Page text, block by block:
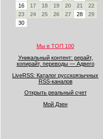
16
17 18 19 20 21
22
23
24 25 26 27 28
29
30
Мы в ТОП 100
Уникальный контент: рерайт,
копирайт, переводы — Адвего
LiveRSS: Каталог русскоязычных
RSS-каналов
Открыть реальный счет
Мой Дзен